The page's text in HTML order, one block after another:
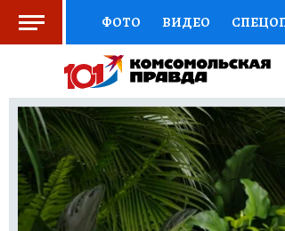
ФОТО ВИДЕО
СОЦПОДДЕРЖКА НАУКА
ВЫБОР ЭКСПЕРТОВ
КНИЖНАЯ ПОЛКА
ПРЕСС-ЦЕНТР